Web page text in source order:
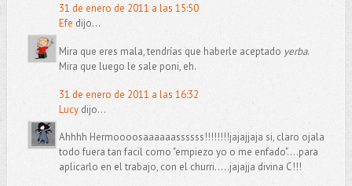
31 de enero de 2011 a las 15:50
Efe dijo...
Mira que eres mala, tendrías que haberle aceptado yerba.
Mira que luego le sale poni, eh.
31 de enero de 2011 a las 16:32
Lucydijo...
Ahhhh Hermoooosaaaaaassssss!!!!!!!!jajajjaja si, claro ojala
todo fuera tan facil como "empiezo yo o me enfado"....para
aplicarlo en el trabajo, con el churri.....jajajja divina C!!!